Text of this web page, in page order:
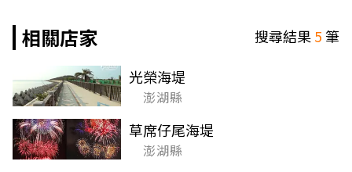
相關店家 搜尋結果5筆
光榮海堤
澎湖縣
草席仔尾海堤
澎湖縣